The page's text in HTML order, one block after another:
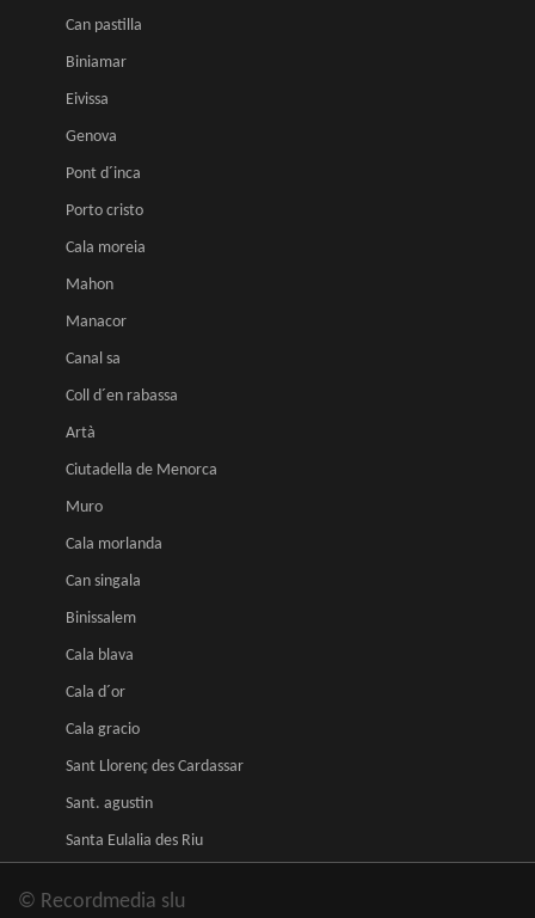
Can pastilla
Biniamar
Eivissa
Genova
Pont d´inca
Porto cristo
Cala moreia
Mahon
Manacor
Canal sa
Coll d´en rabassa
Artà
Ciutadella de Menorca
Muro
Cala morlanda
Can singala
Binissalem
Cala blava
Cala d´or
Cala gracio
Sant Llorenç des Cardassar
Sant. agustin
Santa Eulalia des Riu
© Recordmedia slu